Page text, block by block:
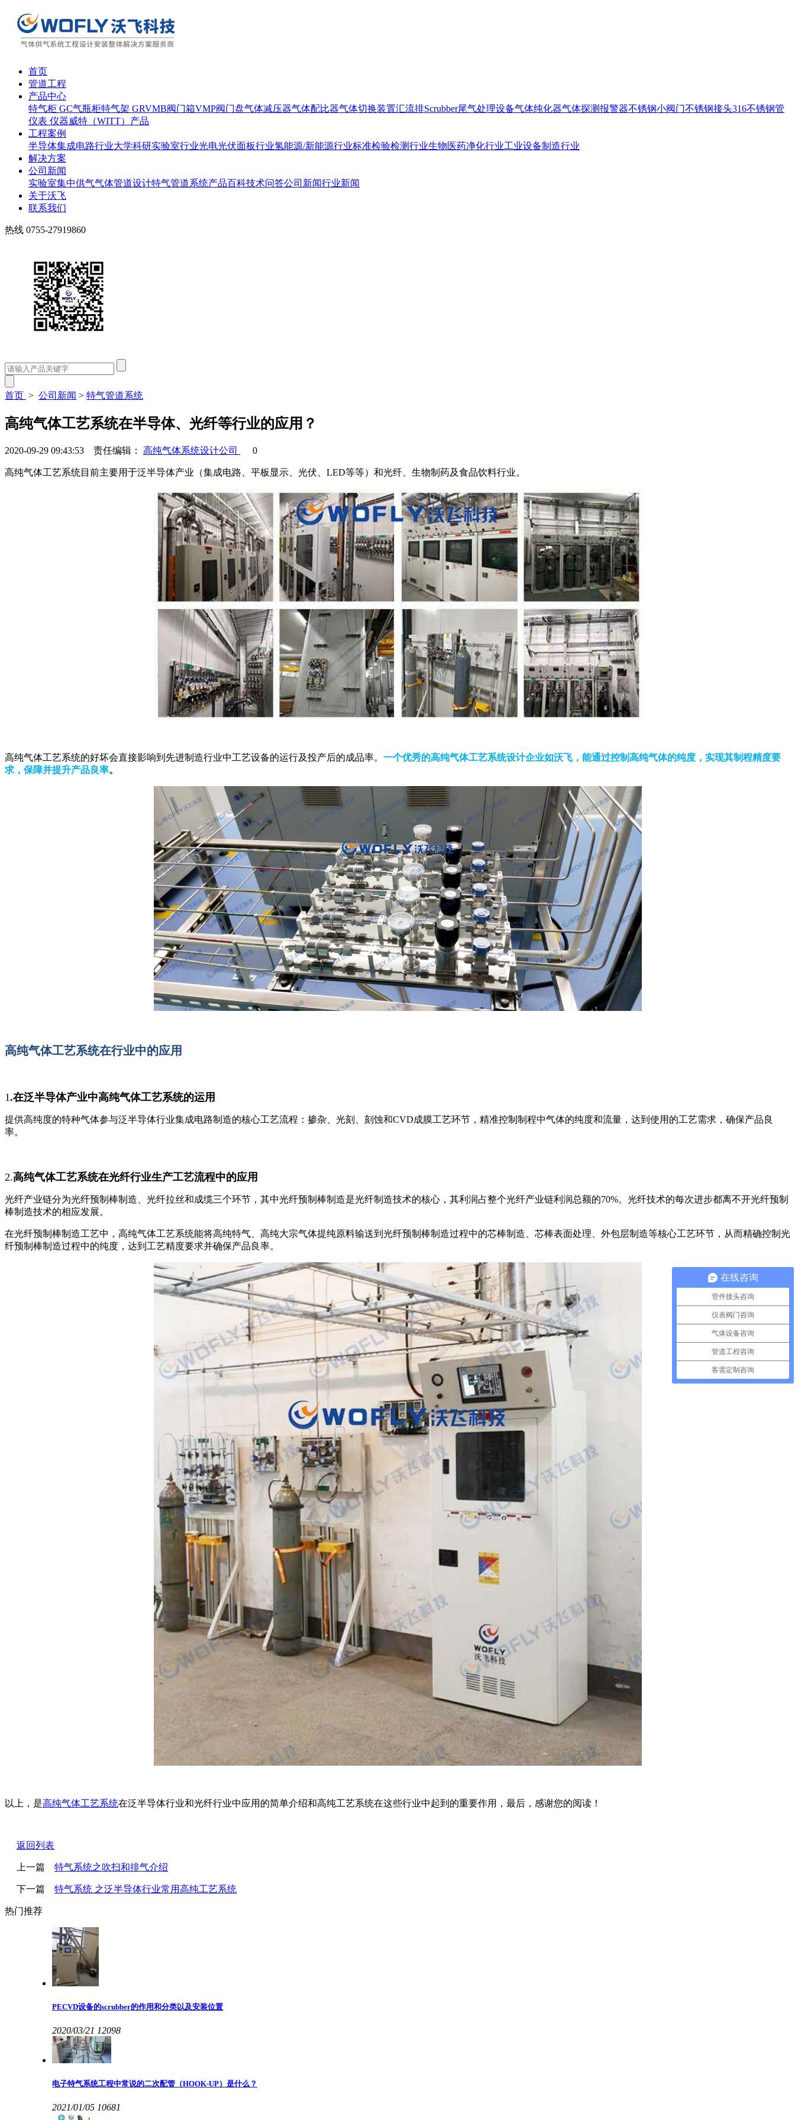
首页
管道工程
产品中心
特气柜 GC气瓶柜特气架 GRVMB阀门箱VMP阀门盘气体减压器气体配比器气体切换装置汇流排Scrubber尾气处理设备气体纯化器气体探测报警器不锈钢小阀门不锈钢接头316不锈钢管
仪表 仪器威特（WITT）产品
工程案例
半导体集成电路行业大学科研实验室行业光电光伏面板行业氢能源/新能源行业标准检验检测行业生物医药净化行业工业设备制造行业
解决方案
公司新闻
实验室集中供气气体管道设计特气管道系统产品百科技术问答公司新闻行业新闻
关于沃飞
联系我们
热线 0755-27919860
首页 > 公司新闻 > 特气管道系统
高纯气体工艺系统在半导体、光纤等行业的应用？
2020-09-29 09:43:53 责任编辑： 高纯气体系统设计公司 0
高纯气体工艺系统目前主要用于泛半导体产业（集成电路、平板显示、光伏、LED等等）和光纤、生物制药及食品饮料行业。
高纯气体工艺系统的好坏会直接影响到先进制造行业中工艺设备的运行及投产后的成品率。 一个优秀的高纯气体工艺系统设计企业如沃飞，能通过控制高纯气体的纯度，实现其制程精度要
求，保障并提升产品良率。
高纯气体工艺系统在行业中的应用
1.在泛半导体产业中高纯气体工艺系统的运用
提供高纯度的特种气体参与泛半导体行业集成电路制造的核心工艺流程：掺杂、光刻、刻蚀和CVD成膜工艺环节，精准控制制程中气体的纯度和流量，达到使用的工艺需求，确保产品良
率。
2.高纯气体工艺系统在光纤行业生产工艺流程中的应用
光纤产业链分为光纤预制棒制造、光纤拉丝和成缆三个环节，其中光纤预制棒制造是光纤制造技术的核心，其利润占整个光纤产业链利润总额的70%。光纤技术的每次进步都离不开光纤预制
棒制造技术的相应发展。
在光纤预制棒制造工艺中，高纯气体工艺系统能将高纯特气、高纯大宗气体提纯原料输送到光纤预制棒制造过程中的芯棒制造、芯棒表面处理、外包层制造等核心工艺环节，从而精确控制光
纤预制棒制造过程中的纯度，达到工艺精度要求并确保产品良率。
以上，是高纯气体工艺系统在泛半导体行业和光纤行业中应用的简单介绍和高纯工艺系统在这些行业中起到的重要作用，最后，感谢您的阅读！
返回列表
上一篇 特气系统之吹扫和排气介绍
下一篇 特气系统 之泛半导体行业常用高纯工艺系统
热门推荐
PECVD设备的scrubber的作用和分类以及安装位置
2020/03/21 12098
电子特气系统工程中常说的二次配管（HOOK-UP）是什么？
2021/01/05 10681
在线咨询
管件接头咨询
仪表阀门咨询
气体设备咨询
管道工程咨询
客需定制咨询